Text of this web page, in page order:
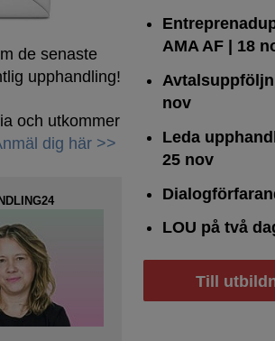
de senaste
upphandling!
och utkommer
dig här >>
AMA AF | 18
nov
Leda
25 nov
LOU på två
Till